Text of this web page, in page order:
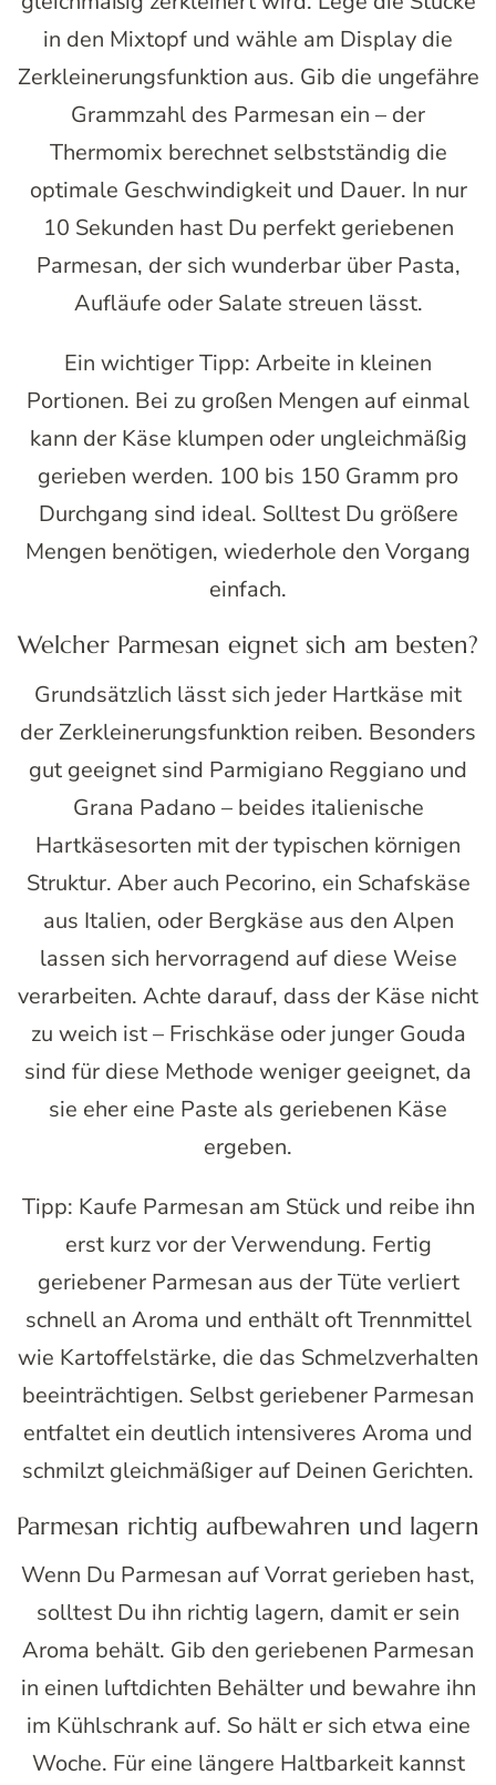
in den Mixtopf und wähle am Display die
Zerkleinerungsfunktion aus. Gib die ungefähre
Grammzahl des Parmesan ein – der
Thermomix berechnet selbstständig die
optimale Geschwindigkeit und Dauer. In nur
10 Sekunden hast Du perfekt geriebenen
Parmesan, der sich wunderbar über Pasta,
Aufläufe oder Salate streuen lässt.
Ein wichtiger Tipp: Arbeite in kleinen
Portionen. Bei zu großen Mengen auf einmal
kann der Käse klumpen oder ungleichmäßig
gerieben werden. 100 bis 150 Gramm pro
Durchgang sind ideal. Solltest Du größere
Mengen benötigen, wiederhole den Vorgang
einfach.
Welcher Parmesan eignet sich am besten?
Grundsätzlich lässt sich jeder Hartkäse mit
der Zerkleinerungsfunktion reiben. Besonders
gut geeignet sind Parmigiano Reggiano und
Grana Padano – beides italienische
Hartkäsesorten mit der typischen körnigen
Struktur. Aber auch Pecorino, ein Schafskäse
aus Italien, oder Bergkäse aus den Alpen
lassen sich hervorragend auf diese Weise
verarbeiten. Achte darauf, dass der Käse nicht
zu weich ist – Frischkäse oder junger Gouda
sind für diese Methode weniger geeignet, da
sie eher eine Paste als geriebenen Käse
ergeben.
Tipp: Kaufe Parmesan am Stück und reibe ihn
erst kurz vor der Verwendung. Fertig
geriebener Parmesan aus der Tüte verliert
schnell an Aroma und enthält oft Trennmittel
wie Kartoffelstärke, die das Schmelzverhalten
beeinträchtigen. Selbst geriebener Parmesan
entfaltet ein deutlich intensiveres Aroma und
schmilzt gleichmäßiger auf Deinen Gerichten.
Parmesan richtig aufbewahren und lagern
Wenn Du Parmesan auf Vorrat gerieben hast,
solltest Du ihn richtig lagern, damit er sein
Aroma behält. Gib den geriebenen Parmesan
in einen luftdichten Behälter und bewahre ihn
im Kühlschrank auf. So hält er sich etwa eine
Woche. Für eine längere Haltbarkeit kannst